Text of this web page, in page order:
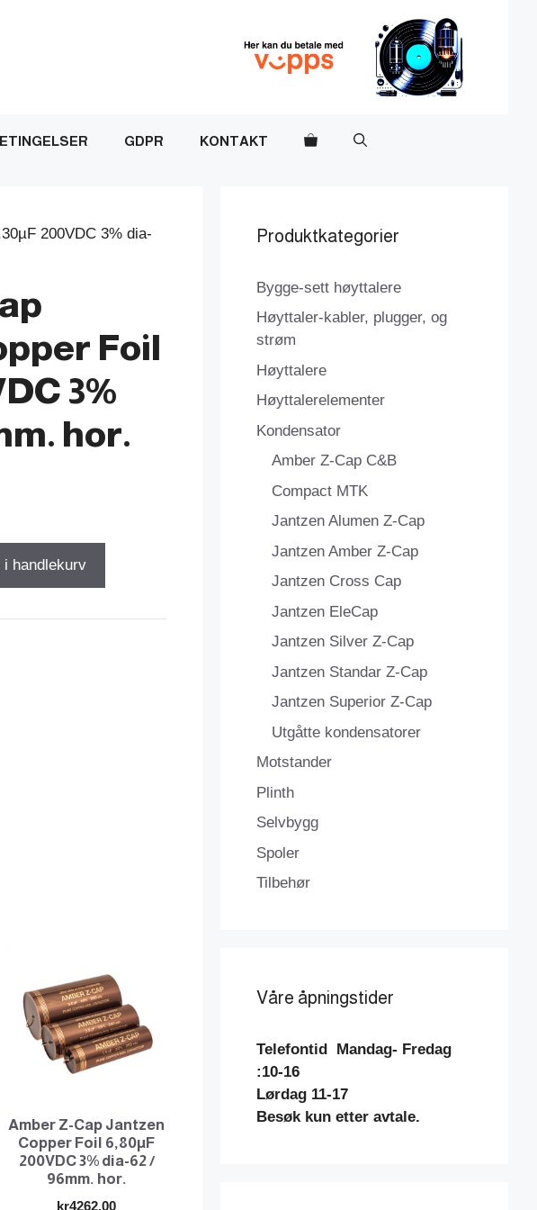
GDPR KONTAKT
200VDC 3% dia-
Foil
3%
hor.
i handlekurv
Amber Z-Cap Jantzen
Copper Foil 6,80µF
200VDC 3% dia-62 /
96mm. hor.
kr4262.00
Produktkategorier
Bygge-sett høyttalere
Høyttaler-kabler, plugger, og
strøm
Høyttalere
Høyttalerelementer
Kondensator
Amber Z-Cap C&B
Compact MTK
Jantzen Alumen Z-Cap
Jantzen Amber Z-Cap
Jantzen Cross Cap
Jantzen EleCap
Jantzen Silver Z-Cap
Jantzen Standar Z-Cap
Jantzen Superior Z-Cap
Utgåtte kondensatorer
Motstander
Plinth
Selvbygg
Spoler
Tilbehør
Våre åpningstider
Telefontid Mandag- Fredag
:10-16
Lørdag 11-17
Besøk kun etter avtale.